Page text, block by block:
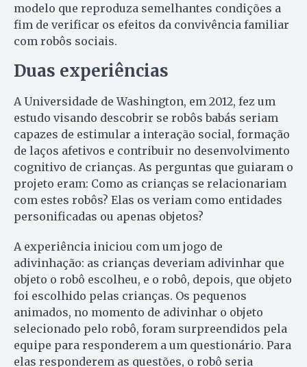
modelo que reproduza semelhantes condições a
fim de verificar os efeitos da convivência familiar
com robôs sociais.
Duas experiências
A Universidade de Washin­gton, em 2012, fez um
estudo visando descobrir se robôs babás seriam
capazes de estimular a interação social, formação
de laços afetivos e contribuir no desenvolvimento
cognitivo de crianças. As perguntas que guiaram o
projeto eram: Como as crianças se relacionariam
com estes robôs? Elas os veriam como entidades
personificadas ou apenas objetos?
A experiência iniciou com um jogo de
adivinhação: as crianças deveriam adivinhar que
objeto o robô escolheu, e o robô, depois, que objeto
foi escolhido pelas crianças. Os pequenos
animados, no momento de adivinhar o objeto
selecionado pelo robô, foram surpreendidos pela
equipe para responderem a um questionário. Para
elas responderem as questões, o robô seria